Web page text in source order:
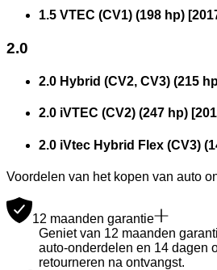
1.5 VTEC (CV1) (198 hp) [
2.0
2.0 Hybrid (CV2, CV3) (215
2.0 iVTEC (CV2) (247 hp) [
2.0 iVtec Hybrid Flex (CV3)
Voordelen van het kopen van auto
12 maanden garantie
Geniet van 12 maanden
auto-onderdelen en 14 dagen
retourneren na ontvangst.